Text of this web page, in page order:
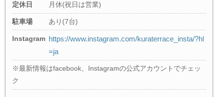
定休日 月休(祝日は営業)
駐車場 あり(7台)
Instagram https://www.instagram.com/kuraterrace_insta/?hl
=ja
※最新情報はfacebook、Instagramの公式アカウントでチェッ
ク